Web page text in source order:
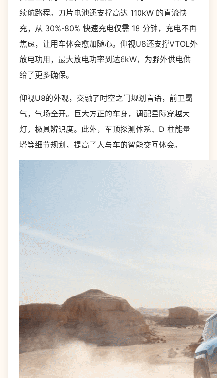
续航路程。刀片电池还支撑高达 110kW 的直流快
充，从 30%-80% 快速充电仅需 18 分钟，充电不再
焦虑，让用车体会愈加随心。仰视U8还支撑VTOL外
放电功用，最大放电功率到达6kW，为野外供电供
给了更多确保。
仰视U8的外观，交融了时空之门规划言语，前卫霸
气，气场全开。巨大方正的车身，调配星际穿越大
灯，极具辨识度。此外，车顶探测体系、D 柱能量
塔等细节规划，提高了人与车的智能交互体会。